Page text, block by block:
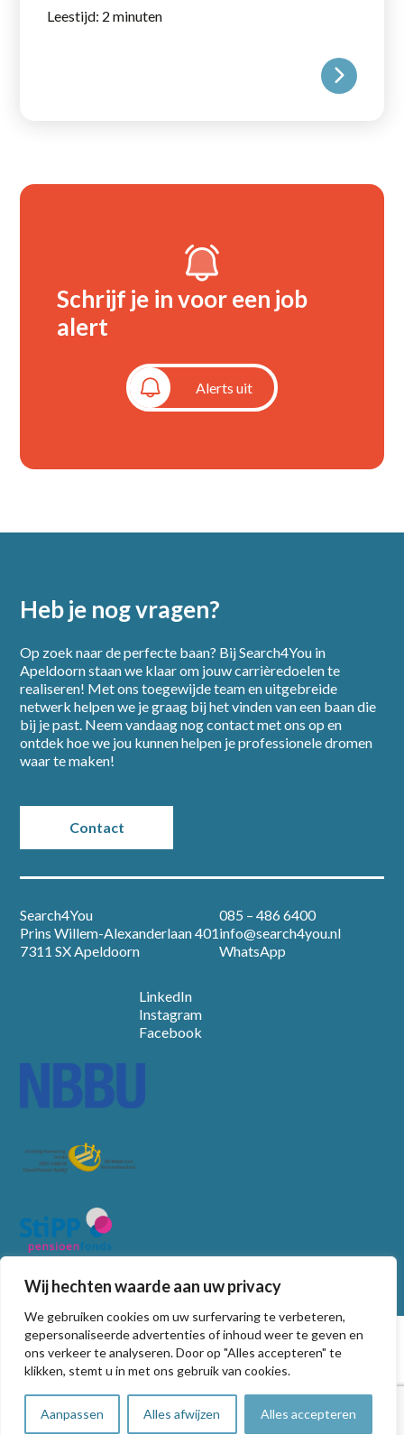
Wij hechten waarde aan uw privacy
We gebruiken cookies om uw surfervaring te verbeteren,
gepersonaliseerde advertenties of inhoud weer te geven en
ons verkeer te analyseren. Door op "Alles accepteren" te
klikken, stemt u in met ons gebruik van cookies.
Aanpassen Alles afwijzen Alles accepteren
Leestijd: 2 minuten
Schrijf je in voor een job
alert
Alerts uit
Heb je nog vragen?
Op zoek naar de perfecte baan? Bij Search4You in
Apeldoorn staan we klaar om jouw carrièredoelen te
realiseren! Met ons toegewijde team en uitgebreide
netwerk helpen we je graag bij het vinden van een baan die
bij je past. Neem vandaag nog contact met ons op en
ontdek hoe we jou kunnen helpen je professionele dromen
waar te maken!
Contact
Search4You
Prins Willem-Alexanderlaan 401
7311 SX Apeldoorn
085 – 486 6400
info@search4you.nl
WhatsApp
LinkedIn
Instagram
Facebook
© Copyright2026
Algemene voorwaarden
Non-discriminatie beleid